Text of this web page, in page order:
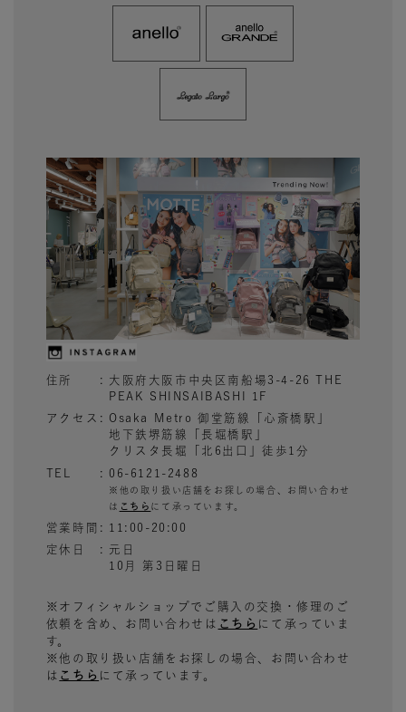
住所
大阪府大阪市中央区南船場3-4-26 THE
PEAK SHINSAIBASHI 1F
アクセス
Osaka Metro 御堂筋線「心斎橋駅」
地下鉄堺筋線「長堀橋駅」
クリスタ長堀「北6出口」徒歩1分
TEL
06-6121-2488
※他の取り扱い店舗をお探しの場合、お問い合わせ
は こちら にて承っています。
営業時間
11:00-20:00
定休日
元日
10月 第3日曜日
※オフィシャルショップでご購入の交換・修理のご
依頼を含め、お問い合わせは こちら にて承っていま
す。
※他の取り扱い店舗をお探しの場合、お問い合わせ
は こちら にて承っています。